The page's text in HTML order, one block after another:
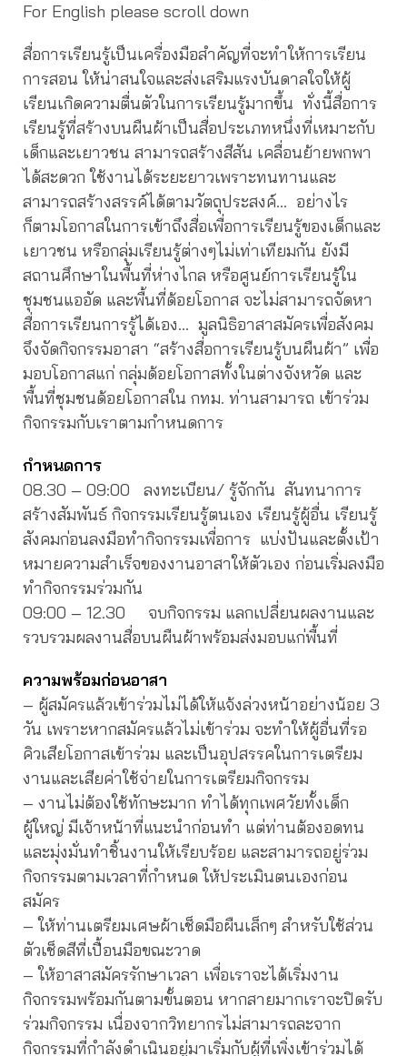
For English please scroll down
สื่อการเรียนรู้เป็นเครื่องมือสำคัญที่จะทำให้การเรียน
การสอน ให้น่าสนใจและส่งเสริมแรงบันดาลใจให้ผู้
เรียนเกิดความตื่นตัวในการเรียนรู้มากขึ้น ทั่งนี้สื่อการ
เรียนรู้ที่สร้างบนผืนผ้าเป็นสื่อประเภทหนึ่งที่เหมาะกับ
เด็กและเยาวชน สามารถสร้างสีสัน เคลื่อนย้ายพกพา
ได้สะดวก ใช้งานได้ระยะยาวเพราะทนทานและ
สามารถสร้างสรรค์ได้ตามวัตถุประสงค์… อย่างไร
ก็ตามโอกาสในการเข้าถึงสื่อเพื่อการเรียนรู้ของเด็กและ
เยาวชน หรือกลุ่มเรียนรู้ต่างๆไม่เท่าเทียมกัน ยังมี
สถานศึกษาในพื้นที่ห่างไกล หรือศูนย์การเรียนรู้ใน
ชุมชนแออัด และพื้นที่ด้อยโอกาส จะไม่สามารถจัดหา
สื่อการเรียนการรู้ได้เอง… มูลนิธิอาสาสมัครเพื่อสังคม
จึงจัดกิจกรรมอาสา “สร้างสื่อการเรียนรู้บนผืนผ้า” เพื่อ
มอบโอกาสแก่ กลุ่มด้อยโอกาสทั้งในต่างจังหวัด และ
พื้นที่ชุมชนด้อยโอกาสใน กทม. ท่านสามารถ เข้าร่วม
กิจกรรมกับเราตามกำหนดการ
กำหนดการ
08.30 – 09:00 ลงทะเบียน/ รู้จักกัน สันทนาการ
สร้างสัมพันธ์ กิจกรรมเรียนรู้ตนเอง เรียนรู้ผู้อื่น เรียนรู้
สังคมก่อนลงมือทำกิจกรรมเพื่อการ แบ่งปันและตั้งเป้า
หมายความสำเร็จของงานอาสาให้ตัวเอง ก่อนเริ่มลงมือ
ทำกิจกรรมร่วมกัน
09:00 – 12.30 จบกิจกรรม แลกเปลี่ยนผลงานและ
รวบรวมผลงานสื่อบนผืนผ้าพร้อมส่งมอบแก่พื้นที่
ความพร้อมก่อนอาสา
– ผู้สมัครแล้วเข้าร่วมไม่ได้ให้แจ้งล่วงหน้าอย่างน้อย 3
วัน เพราะหากสมัครแล้วไม่เข้าร่วม จะทำให้ผู้อื่นที่รอ
คิวเสียโอกาสเข้าร่วม และเป็นอุปสรรคในการเตรียม
งานและเสียค่าใช้จ่ายในการเตรียมกิจกรรม
– งานไม่ต้องใช้ทักษะมาก ทำได้ทุกเพศวัยทั้งเด็ก
ผู้ใหญ่ มีเจ้าหน้าที่แนะนำก่อนทำ แต่ท่านต้องอดทน
และมุ่งมั่นทำชิ้นงานให้เรียบร้อย และสามารถอยู่ร่วม
กิจกรรมตามเวลาที่กำหนด ให้ประเมินตนเองก่อน
สมัคร
– ให้ท่านเตรียมเศษผ้าเช็ดมือผืนเล็กๆ สำหรับใช้ส่วน
ตัวเช็ดสีที่เปื้อนมือขณะวาด
– ให้อาสาสมัครรักษาเวลา เพื่อเราจะได้เริ่มงาน
กิจกรรมพร้อมกันตามขั้นตอน หากสายมากเราจะปิดรับ
ร่วมกิจกรรม เนื่องจากวิทยากรไม่สามารถละจาก
กิจกรรมที่กำลังดำเนินอยู่มาเริ่มกับผู้ที่เพิ่งเข้าร่วมได้